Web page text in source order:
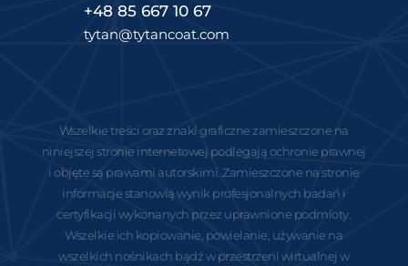
+48 85 667 10 67
tytan@tytancoat.com
Wszelkie treści oraz znaki graficzne zamieszczone na
niniejszej stronie internetowej podlegają ochronie prawnej
i objęte są prawami autorskimi. Zamieszczone na stronie
informacje stanowią wynik profesjonalnych badań i
certyfikacji wykonanych przez uprawnione podmioty.
Wszelkie ich kopiowanie, powielanie, używanie na
wszelkich nośnikach bądź w przestrzeni wirtualnej w